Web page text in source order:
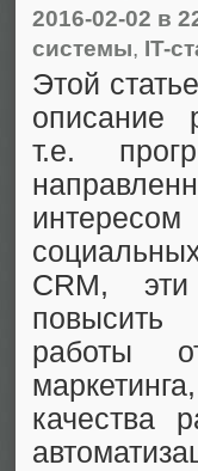
2016-02-02 в
системы, IT-
Этой
описание
т.е.
CRM,
повысить
работы
качества